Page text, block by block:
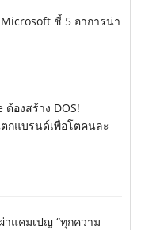
Microsoft ชี้ 5 อาการน่า
ต้องสร้าง DOS!
กแบรนด์เพื่อโตคนละ
แคมเปญ “ทุกความ